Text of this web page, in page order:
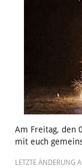
Am Freitag, den
mit euch
LETZTE ÄNDERUNG